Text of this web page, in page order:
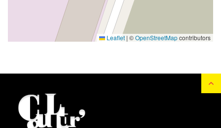
Leaflet | ©OpenStreetMapcontributors